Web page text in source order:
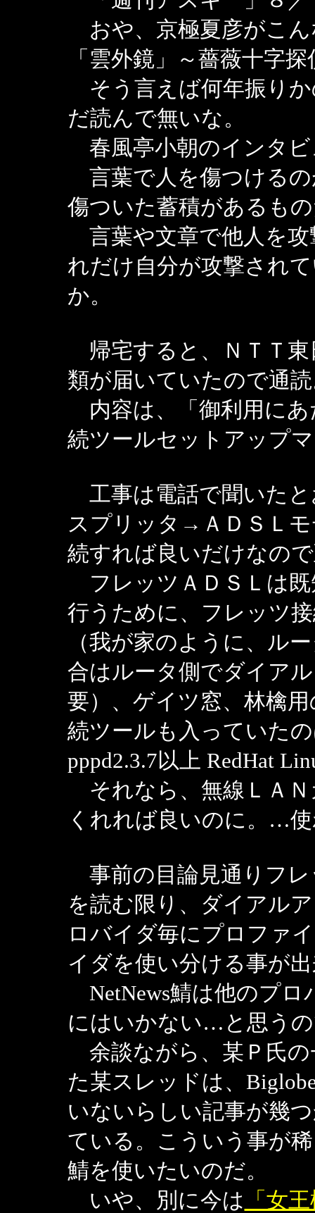
おや、京極夏彦がこ
「雲外鏡」～薔薇十字
そう言えば何年振りか
だ読んで無いな。
春風亭小朝のインタビ
言葉で人を傷つける
傷ついた蓄積があるも
言葉や文章で他人を攻
れだけ自分が攻撃され
か。
帰宅すると、ＮＴＴ東
類が届いていたので通
内容は、「御利用にあ
続ツールセットアップ
工事は電話で聞いた
スプリッタ→ＡＤＳＬ
続すれば良いだけなの
フレッツＡＤＳＬは既
行うために、フレッツ
（我が家のように、ル
合はルータ側でダイア
要）、ゲイツ窓、林檎
続ツールも入っていた
pppd2.3.7以上 RedHat
それなら、無線ＬＡ
くれれば良いのに。…
事前の目論見通りフ
を読む限り、ダイアル
ロバイダ毎にプロファ
イダを使い分ける事が
NetNews鯖は他のプ
にはいかない…と思う
余談ながら、某Ｐ氏の
た某スレッドは、
いないらしい記事が幾
ている。こういう事が
鯖を使いたいのだ。
いや、別に今は 「女